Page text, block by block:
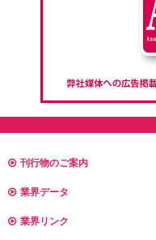
刊行物のご案内
業界データ
業界リンク